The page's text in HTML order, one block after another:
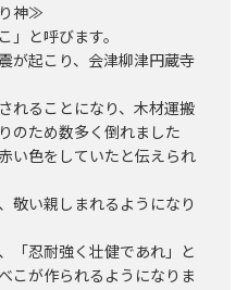
神≫
」と呼びます。
が起こり、会津柳津円蔵寺
れることになり、木材運搬
のため数多く倒れました
い色をしていたと伝えられ
敬い親しまれるようになり
「忍耐強く壮健であれ」と
こが作られるようになりま